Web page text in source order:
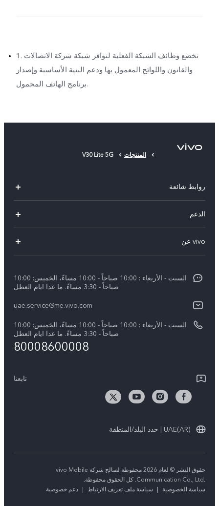
1. تخضع وظائف الشبكة الفعلية لتوافر شبكة شركة الاتصالات
والقانون واللوائح المعمول بها ودعم البنية الأساسية وإصدار
برنامج الهاتف المحمول.
المنتجات V30 Lite 5G
روابط شائعة
X300 (New)
X200 FE (New)
Y39 5G
Y04
الدعم
مركز الخدمة
Funtouch OS
بيان الخصوصية بشأن خدمة العملاء
تنزيل جداول LUT لاستعادة السجل
vivo عن
الأخبار
الإشعارات القانونية
نبذة عنا
الأخبار
السبت - الأربعاء : 10:00 صباحاً - 10:00 مساءً، الخميس: 10:00
صباحاً - 3:30 مساءً. ما عدا ايام العطل
uae.service@me.vivo.com
السبت - الأربعاء : 10:00 صباحاً - 10:00 مساءً، الخميس: 10:00
صباحاً - 3:30 مساءً. ما عدا ايام العطل
80008600008
تابعنا
UAE(AR) | حدد البلد/المنطقة
حقوق النشر © لعام 2026 محفوظة لصالح شركة vivo Mobile
Communication Co., Ltd.‎. كل الحقوق محفوظة.
سياسة الخصوصية
| سياسة ملف تعريف الارتباط | دعم خصوصية